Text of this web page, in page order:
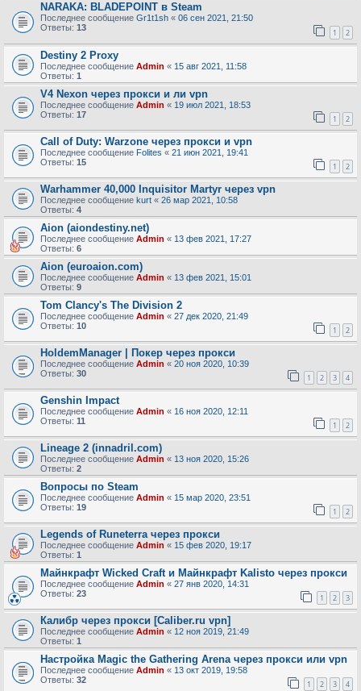
NARAKA: BLADEPOINT в Steam
Последнее сообщение Gr1t1sh « 06 сен 2021, 21:50
Ответы: 13 1 2
Destiny 2 Proxy
Последнее сообщение Admin « 15 авг 2021, 11:58
Ответы: 1
V4 Nexon через прокси и ли vpn
Последнее сообщение Admin « 19 июл 2021, 18:53
Ответы: 17 1 2
Call of Duty: Warzone через прокси и vpn
Последнее сообщение Folites « 21 июн 2021, 19:41
Ответы: 15 1 2
Warhammer 40,000 Inquisitor Martyr через vpn
Последнее сообщение kurt « 26 мар 2021, 10:58
Ответы: 4
Aion (aiondestiny.net)
Последнее сообщение Admin « 13 фев 2021, 17:27
Ответы: 6
Aion (euroaion.com)
Последнее сообщение Admin « 13 фев 2021, 15:01
Ответы: 9
Tom Clancy's The Division 2
Последнее сообщение Admin « 27 дек 2020, 21:49
Ответы: 10 1 2
HoldemManager | Покер через прокси
Последнее сообщение Admin « 20 ноя 2020, 10:39
Ответы: 30 1 2 3 4
Genshin Impact
Последнее сообщение Admin « 16 ноя 2020, 12:11
Ответы: 11 1 2
Lineage 2 (innadril.com)
Последнее сообщение Admin « 13 ноя 2020, 15:26
Ответы: 2
Вопросы по Steam
Последнее сообщение Admin « 15 мар 2020, 23:51
Ответы: 19 1 2
Legends of Runeterra через прокси
Последнее сообщение Admin « 15 фев 2020, 19:17
Ответы: 1
Майнкрафт Wicked Сraft и Майнкрафт Kalisto через прокси
Последнее сообщение Admin « 27 янв 2020, 14:31
Ответы: 23 1 2 3
Калибр через прокси [Caliber.ru vpn]
Последнее сообщение Admin « 12 ноя 2019, 21:49
Ответы: 1
Настройка Magic the Gathering Arena через прокси или vpn
Последнее сообщение Admin « 13 окт 2019, 19:58
Ответы: 32 1 2 3 4